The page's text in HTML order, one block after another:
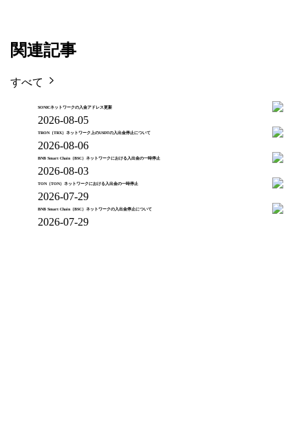
関連記事
すべて
SONICネットワークの入金アドレス更新
2026-08-05
TRON（TRX）ネットワーク上のUSDTの入出金停止について
2026-08-06
BNB Smart Chain（BSC）ネットワークにおける入出金の一時停止
2026-08-03
TON（TON）ネットワークにおける入出金の一時停止
2026-07-29
BNB Smart Chain（BSC）ネットワークの入出金停止について
2026-07-29